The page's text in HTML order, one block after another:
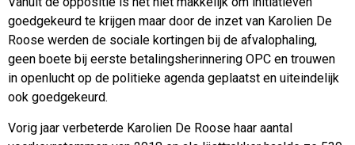
goedgekeurd te krijgen maar door de inzet van Karolien De
Roose werden de sociale kortingen bij de afvalophaling,
geen boete bij eerste betalingsherinnering OPC en trouwen
in openlucht op de politieke agenda geplaatst en uiteindelijk
ook goedgekeurd.
Vorig jaar verbeterde Karolien De Roose haar aantal